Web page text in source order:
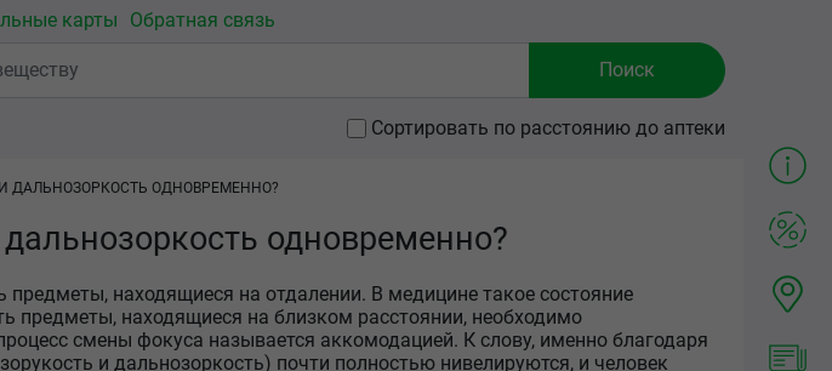
карты Обратная связь
Сортировать по расстоянию до аптеки
ДАЛЬНОЗОРКОСТЬ ОДНОВРЕМЕННО?
одновременно?
находящиеся на отдалении. В медицине такое состояние
предметы, находящиеся на близком расстоянии, необходимо
смены фокуса называется аккомодацией. К слову, именно благодаря
и дальнозоркость) почти полностью нивелируются, и человек